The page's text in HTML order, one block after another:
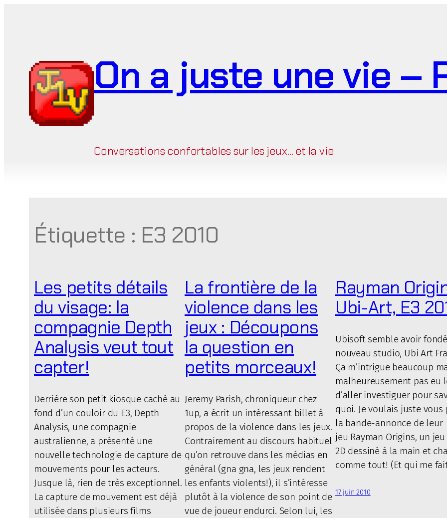
On a juste une vie –
Conversations confortables sur les jeux… et la vie
Étiquette : E3 2010
Les petits détails
du visage: la
compagnie Depth
Analysis veut tout
capter!
Derrière son petit kiosque caché au
fond d’un couloir du E3, Depth
Analysis, une compagnie
australienne, a présenté une
nouvelle technologie de capture de
mouvements pour les acteurs.
Jusque là, rien de très exceptionnel.
La capture de mouvement est déjà
utilisée dans plusieurs films
La frontière de la
violence dans les
jeux : Découpons
la question en
petits morceaux!
Jeremy Parish, chroniqueur chez
1up, a écrit un intéressant billet à
propos de la violence dans les jeux.
Contrairement au discours habituel
qu’on retrouve dans les médias en
général (gna gna, les jeux rendent
les enfants violents!), il s’intéresse
plutôt à la violence de son point de
vue de joueur endurci. Selon lui, les
Rayman
Ubi-Art, E3
Ubisoft semble avoir
nouveau studio, Ubi Art
Ça m’intrigue beaucoup
malheureusement pas eu
d’aller investiguer pour
quoi. Je voulais juste vous
la bande-annonce de leur
jeu Rayman Origins, un
2D dessiné à la main et
comme tout! (Et qui me
17 juin 2010